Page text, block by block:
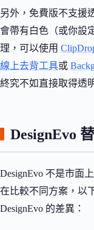
另外，免費版不支援
會帶有白色（或你設
理，可以使用
線上去背工具或
終究不如直接取得透
DesignEvo
DesignEvo 不是市面
在比較不同方案，以
DesignEvo 的差異：